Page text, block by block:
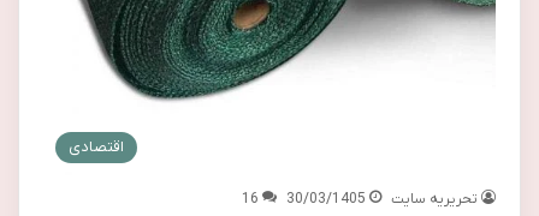
اقتصادی
تحریریه سایت 30/03/1405
16